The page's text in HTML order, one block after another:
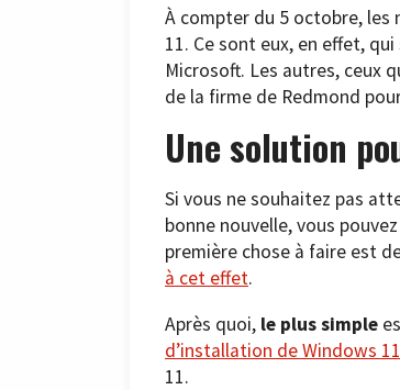
À compter du 5 octobre,
11. Ce sont eux, en effet,
Microsoft. Les autres, ceux
de la firme de Redmond
Une solution
Si vous ne souhaitez pas
bonne nouvelle, vous
première chose à faire est
à cet effet.
Après quoi, le plus simple
d’installation de Windows 11
11.